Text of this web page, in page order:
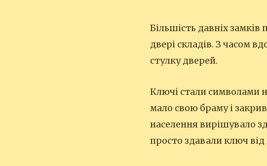
Більшість давніх
двері складів. З часом
стулку дверей.
Ключі стали символами
мало свою браму і
населення вирішувало
просто здавали ключ від